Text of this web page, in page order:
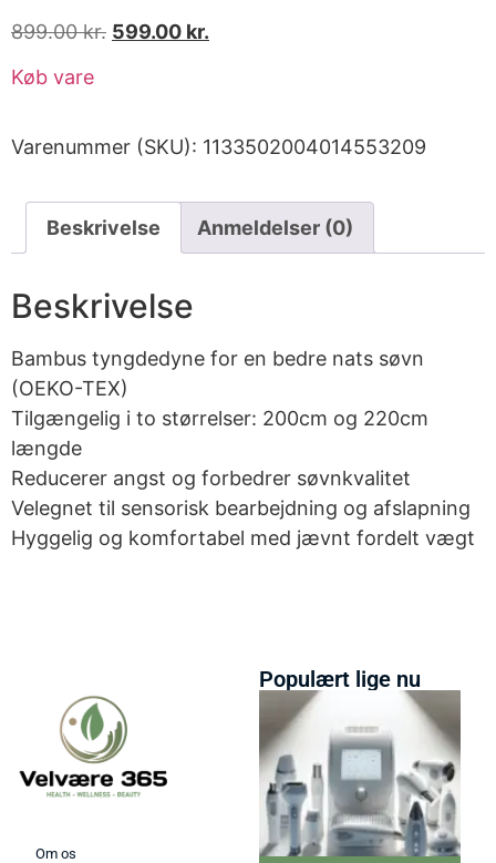
899.00kr. 599.00 kr.
Køb vare
Varenummer (SKU): 1133502004014553209
Beskrivelse Anmeldelser (0)
Beskrivelse
Bambus tyngdedyne for en bedre nats søvn
(OEKO-TEX)
Tilgængelig i to størrelser: 200cm og 220cm
længde
Reducerer angst og forbedrer søvnkvalitet
Velegnet til sensorisk bearbejdning og afslapning
Hyggelig og komfortabel med jævnt fordelt vægt
Om os
Populært lige nu